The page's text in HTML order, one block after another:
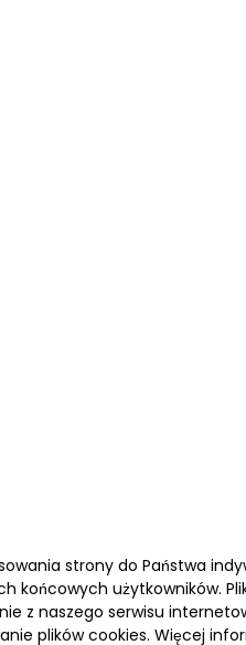
strony do Państwa
końcowych użytkowników.
z naszego serwisu
plików cookies. Więcej